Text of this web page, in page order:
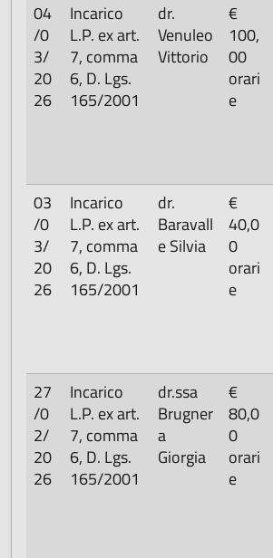
04
/0
3/
20
26
Incarico
L.P. ex art.
7, comma
6, D. Lgs.
165/2001
dr.
Venuleo
Vittorio
€
100,
00
orari
e
03
/0
3/
20
26
Incarico
L.P. ex art.
7, comma
6, D. Lgs.
165/2001
dr.
Baravall
e Silvia
€
40,0
0
orari
e
27
/0
2/
20
26
Incarico
L.P. ex art.
7, comma
6, D. Lgs.
165/2001
dr.ssa
Brugner
a
Giorgia
€
80,0
0
orari
e